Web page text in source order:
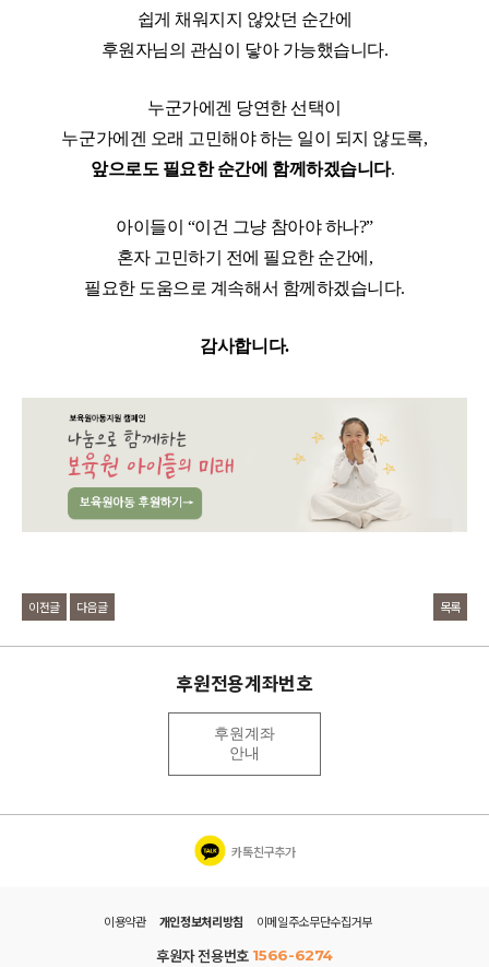
쉽게 채워지지 않았던 순간에
후원자님의 관심이 닿아 가능했습니다.
누군가에겐 당연한 선택이
누군가에겐 오래 고민해야 하는 일이 되지 않도록,
앞으로도 필요한 순간에 함께하겠습니다.
아이들이 “이건 그냥 참아야 하나?”
혼자 고민하기 전에 필요한 순간에,
필요한 도움으로 계속해서 함께하겠습니다.
감사합니다.
이전글 다음글 목록
후원전용계좌번호
후원계좌
안내
카톡친구추가
이용약관 개인정보처리방침 이메일주소무단수집거부
후원자 전용번호 1566-6274